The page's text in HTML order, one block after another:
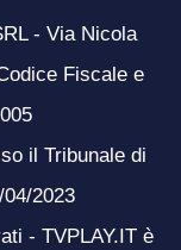
- Via Nicola
Fiscale e
il Tribunale di
04/2023
- TVPLAY.IT è